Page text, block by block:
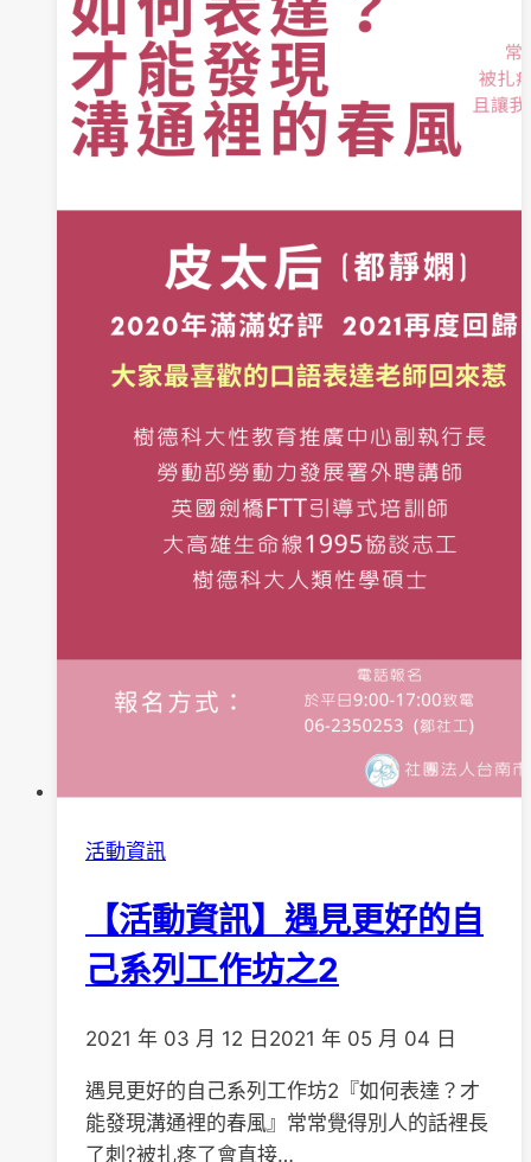
活動資訊
【活動資訊】遇見更好的自
己系列工作坊之2
2021 年 03 月 12 日 2021 年 05 月 04 日
遇見更好的自己系列工作坊2『如何表達？才
能發現溝通裡的春風』常常覺得別人的話裡長
了刺?被扎疼了會直接…